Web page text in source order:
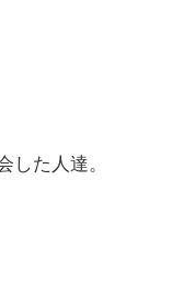
した人達。